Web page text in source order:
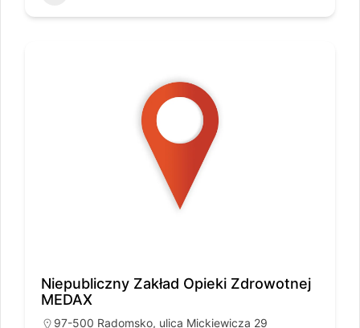
Niepubliczny Zakład Opieki Zdrowotnej
MEDAX
97-500 Radomsko, ulica Mickiewicza 29